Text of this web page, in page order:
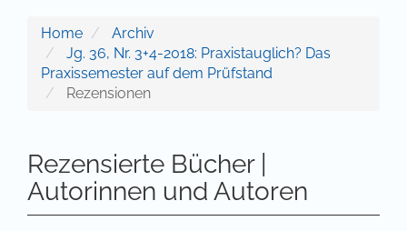
Home
Archiv
Jg. 36, Nr. 3+4-2018: Praxistauglich? Das
Praxissemester auf dem Prüfstand
Rezensionen
Rezensierte Bücher |
Autorinnen und Autoren